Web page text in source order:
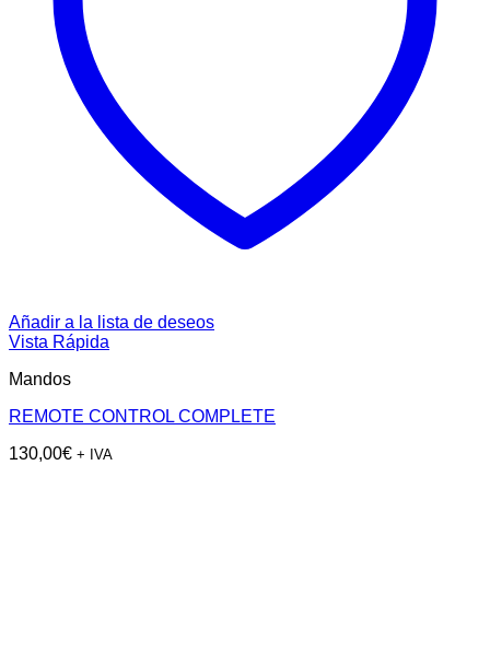
Añadir a la lista de deseos
Vista Rápida
Mandos
REMOTE CONTROL COMPLETE
130,00€ + IVA